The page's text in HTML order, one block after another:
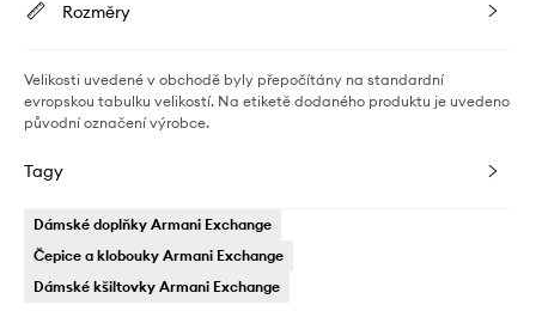
Rozměry
Velikosti uvedené v obchodě byly přepočítány na standardní
evropskou tabulku velikostí. Na etiketě dodaného produktu je uvedeno
původní označení výrobce.
Tagy
Dámské doplňky Armani Exchange
Čepice a klobouky Armani Exchange
Dámské kšiltovky Armani Exchange